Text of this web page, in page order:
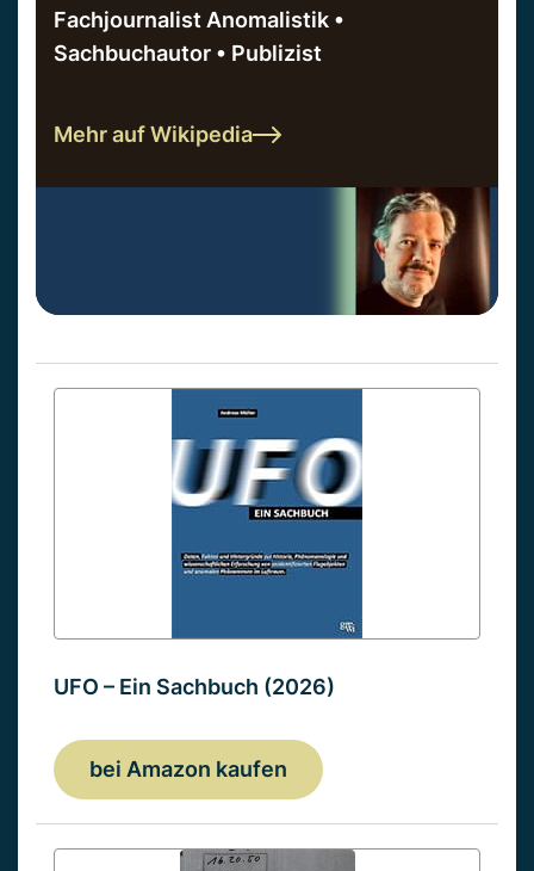
Fachjournalist Anomalistik •
Sachbuchautor • Publizist
Mehr auf Wikipedia
UFO – Ein Sachbuch (2026)
bei Amazon kaufen